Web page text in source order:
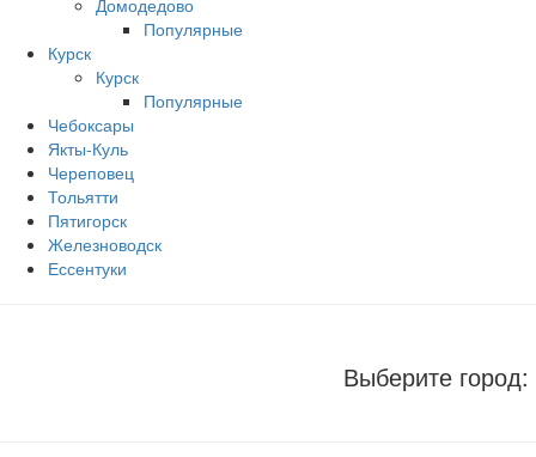
Домодедово
Популярные
Курск
Курск
Популярные
Чебоксары
Якты-Куль
Череповец
Тольятти
Пятигорск
Железноводск
Ессентуки
Выберите город: